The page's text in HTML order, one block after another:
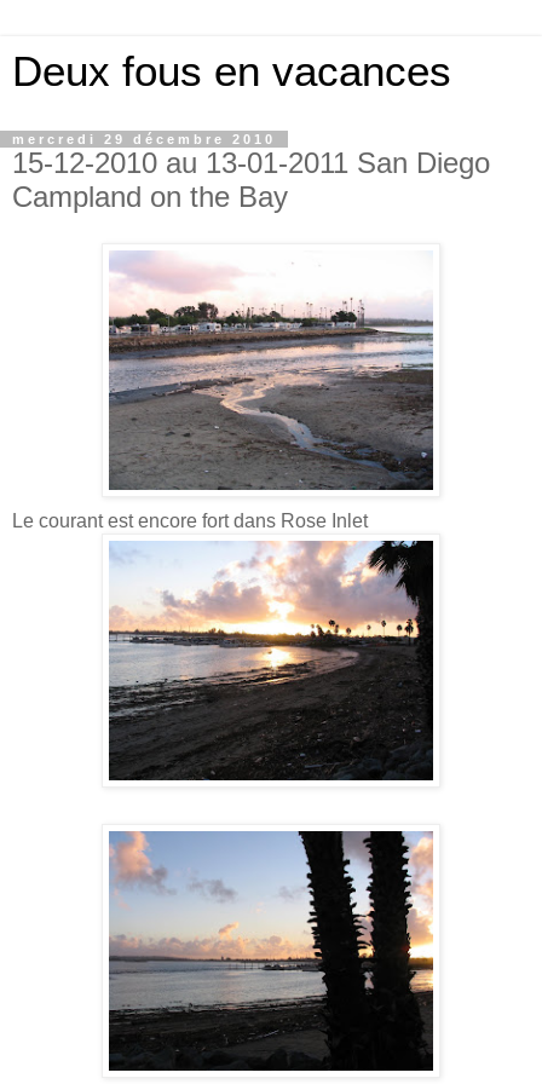
Deux fous en vacances
mercredi 29 décembre 2010
15-12-2010 au 13-01-2011 San Diego
Campland on the Bay
Le courant est encore fort dans Rose Inlet